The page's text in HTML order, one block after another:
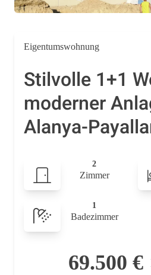
Eigentumswohnung
Stilvolle 1+1
moderner
Alanya-
2
Zimmer
1
Badezimmer
69.500 €